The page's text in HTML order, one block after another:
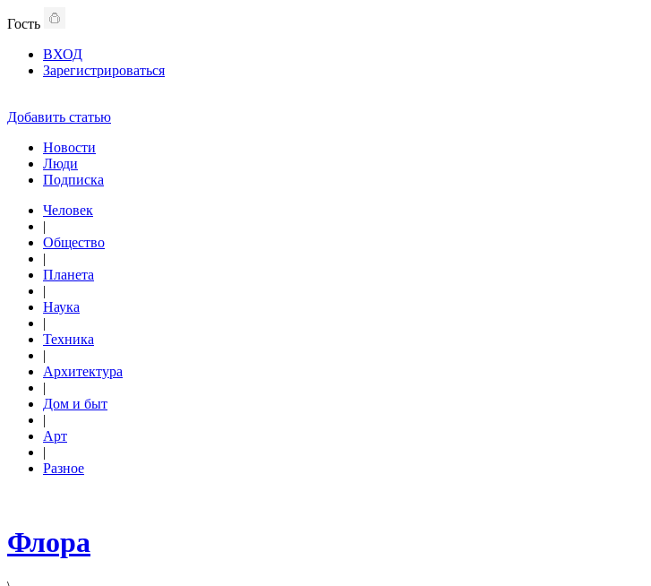
Гость
ВХОД
Зарегистрироваться
Добавить статью
Новости
Люди
Подписка
Человек
|
Общество
|
Планета
|
Наука
|
Техника
|
Архитектура
|
Дом и быт
|
Арт
|
Разное
Флора